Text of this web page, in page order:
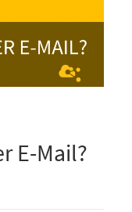
E-Mail?